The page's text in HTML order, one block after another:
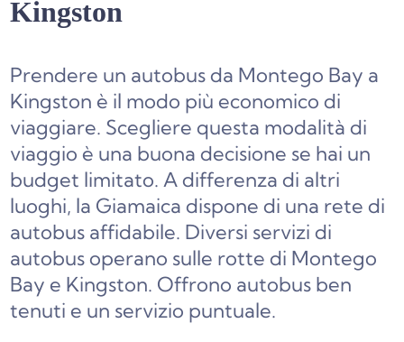
Kingston
Prendere un autobus da Montego Bay a
Kingston è il modo più economico di
viaggiare. Scegliere questa modalità di
viaggio è una buona decisione se hai un
budget limitato. A differenza di altri
luoghi, la Giamaica dispone di una rete di
autobus affidabile. Diversi servizi di
autobus operano sulle rotte di Montego
Bay e Kingston. Offrono autobus ben
tenuti e un servizio puntuale.